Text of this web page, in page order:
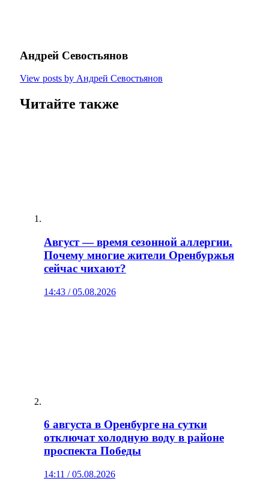
Андрей Севостьянов
View posts by Андрей Севостьянов
Читайте также
Август — время сезонной аллергии.
Почему многие жители Оренбуржья
сейчас чихают?
14:43 / 05.08.2026
6 августа в Оренбурге на сутки
отключат холодную воду в районе
проспекта Победы
14:11 / 05.08.2026